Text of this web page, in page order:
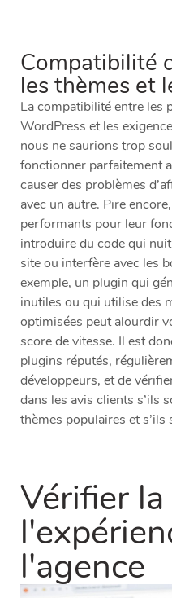
Compatibilité
les thèmes et
La compatibilité entre les
WordPress et les
nous ne saurions trop
fonctionner parfaitement
causer des problèmes
avec un autre. Pire
performants pour leur
introduire du code qui
site ou interfère avec les
exemple, un plugin qui
inutiles ou qui utilise des
optimisées peut alourdir
score de vitesse. Il est
plugins réputés,
développeurs, et de
dans les avis clients s’ils
thèmes populaires et
Vérifier
l'agence